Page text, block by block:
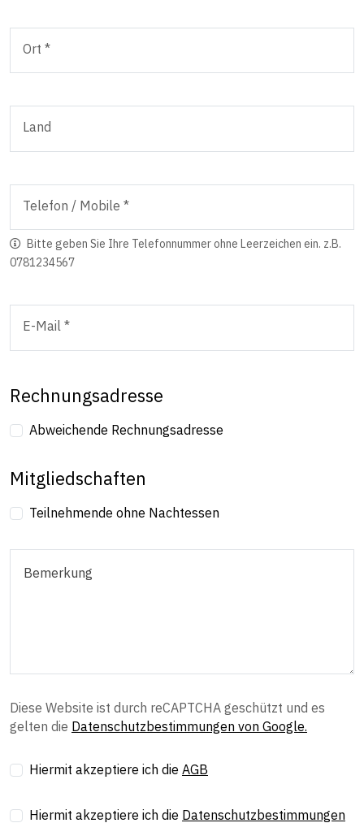
Ort *
Land
Telefon / Mobile *
Bitte geben Sie Ihre Telefonnummer ohne Leerzeichen ein. z.B.
0781234567
E-Mail *
Rechnungsadresse
Abweichende Rechnungsadresse
Mitgliedschaften
Teilnehmende ohne Nachtessen
Diese Website ist durch reCAPTCHA geschützt und es
gelten die Datenschutzbestimmungen von Google.
Hiermit akzeptiere ich die AGB
Hiermit akzeptiere ich die Datenschutzbestimmungen